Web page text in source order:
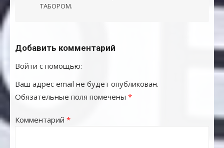
ТАБОРОМ.
Добавить комментарий
Войти с помощью:
Ваш адрес email не будет опубликован.
Обязательные поля помечены *
Комментарий *